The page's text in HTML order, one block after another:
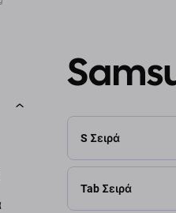
S Σειρά
Tab Σειρά